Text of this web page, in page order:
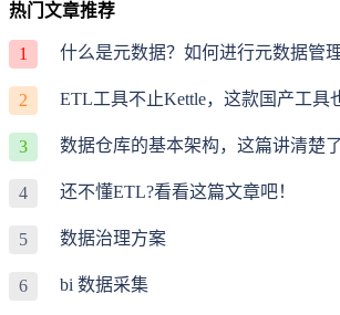
热门文章推荐
1 什么是元数据？如何进行元数据管理
2 ETL工具不止Kettle，这款国产工具
3 数据仓库的基本架构，这篇讲清楚了
4 还不懂ETL?看看这篇文章吧！
5 数据治理方案
6 bi 数据采集